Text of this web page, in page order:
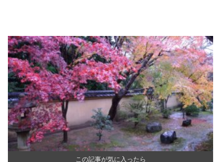
この記事が気に入ったら